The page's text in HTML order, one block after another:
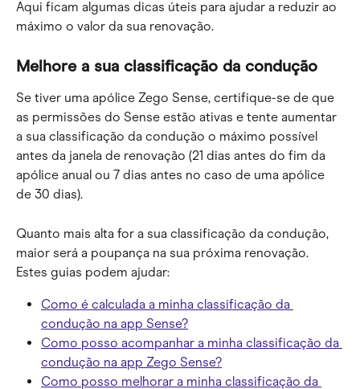
Aqui ficam algumas dicas úteis para ajudar a reduzir ao
máximo o valor da sua renovação.
Melhore a sua classificação da condução
Se tiver uma apólice Zego Sense, certifique-se de que
as permissões do Sense estão ativas e tente aumentar
a sua classificação da condução o máximo possível
antes da janela de renovação (21 dias antes do fim da
apólice anual ou 7 dias antes no caso de uma apólice
de 30 dias).
Quanto mais alta for a sua classificação da condução,
maior será a poupança na sua próxima renovação.
Estes guias podem ajudar:
Como é calculada a minha classificação da
condução na app Sense?
Como posso acompanhar a minha classificação da
condução na app Zego Sense?
Como posso melhorar a minha classificação da